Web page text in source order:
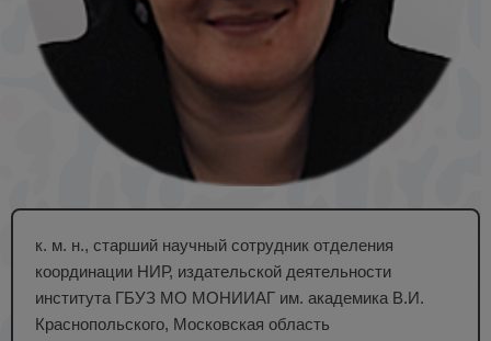
к. м. н., старший научный сотрудник отделения
координации НИР, издательской деятельности
института ГБУЗ МО МОНИИАГ им. академика В.И.
Краснопольского, Московская область